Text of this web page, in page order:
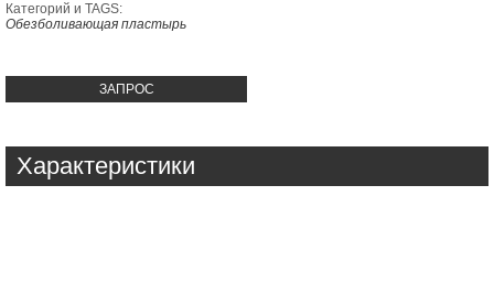
Категорий и TAGS:
Обезболивающая пластырь
ЗАПРОС
Характеристики